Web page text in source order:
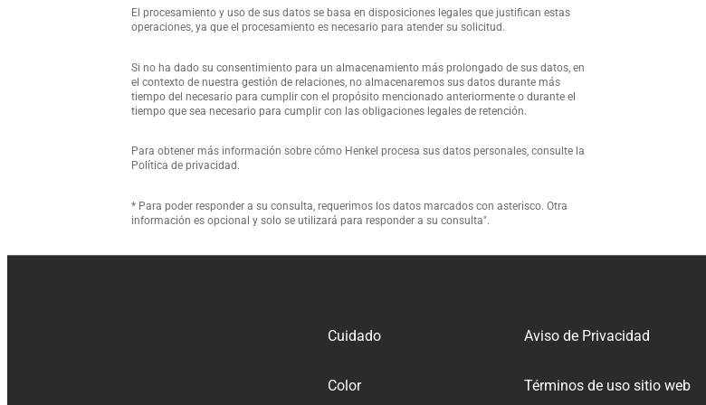
El procesamiento y uso de sus datos se basa en disposiciones legales que justifican estas
operaciones, ya que el procesamiento es necesario para atender su solicitud.
Si no ha dado su consentimiento para un almacenamiento más prolongado de sus datos, en
el contexto de nuestra gestión de relaciones, no almacenaremos sus datos durante más
tiempo del necesario para cumplir con el propósito mencionado anteriormente o durante el
tiempo que sea necesario para cumplir con las obligaciones legales de retención.
Para obtener más información sobre cómo Henkel procesa sus datos personales, consulte la
Política de privacidad.
* Para poder responder a su consulta, requerimos los datos marcados con asterisco. Otra
información es opcional y solo se utilizará para responder a su consulta".
Cuidado
Color
Aviso de Privacidad
Términos de uso sitio web